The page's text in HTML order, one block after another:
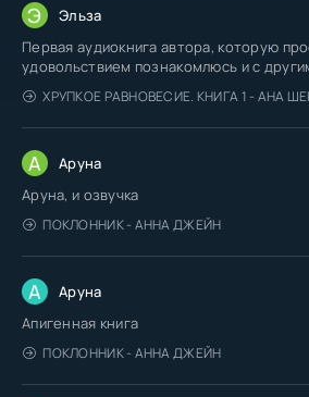
Э Эльза
Первая аудиокнига автора, которую
удовольствием познакомлюсь и с
ХРУПКОЕ РАВНОВЕСИЕ. КНИГА 1 - АНА
А Аруна
Аруна, и озвучка
ПОКЛОННИК - АННА ДЖЕЙН
А Аруна
Апигенная книга
ПОКЛОННИК - АННА ДЖЕЙН